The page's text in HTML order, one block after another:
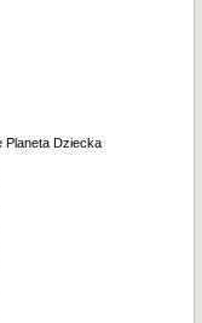
Planeta Dziecka